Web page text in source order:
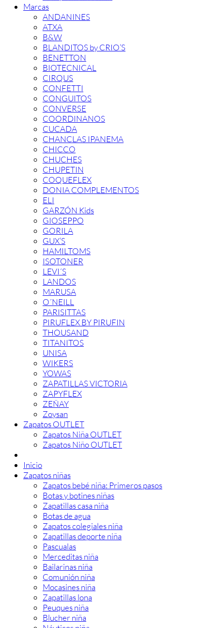
Marcas
ANDANINES
ATXA
B&W
BLANDITOS by CRIO’S
BENETTON
BIOTECNICAL
CIRQUS
CONFETTI
CONGUITOS
CONVERSE
COORDINANOS
CUCADA
CHANCLAS IPANEMA
CHICCO
CHUCHES
CHUPETIN
COQUEFLEX
DONIA COMPLEMENTOS
ELI
GARZÓN Kids
GIOSEPPO
GORILA
GUX’S
HAMILTOMS
ISOTONER
LEVI´S
LANDOS
MARUSA
O´NEILL
PARISITTAS
PIRUFLEX BY PIRUFIN
THOUSAND
TITANITOS
UNISA
WIKERS
YOWAS
ZAPATILLAS VICTORIA
ZAPYFLEX
ZEÑAY
Zoysan
Zapatos OUTLET
Zapatos Niña OUTLET
Zapatos Niño OUTLET
Inicio
Zapatos niñas
Zapatos bebé niña: Primeros pasos
Botas y botines niñas
Zapatillas casa niña
Botas de agua
Zapatos colegiales niña
Zapatillas deporte niña
Pascualas
Merceditas niña
Bailarinas niña
Comunión niña
Mocasines niña
Zapatillas lona
Peuques niña
Blucher niña